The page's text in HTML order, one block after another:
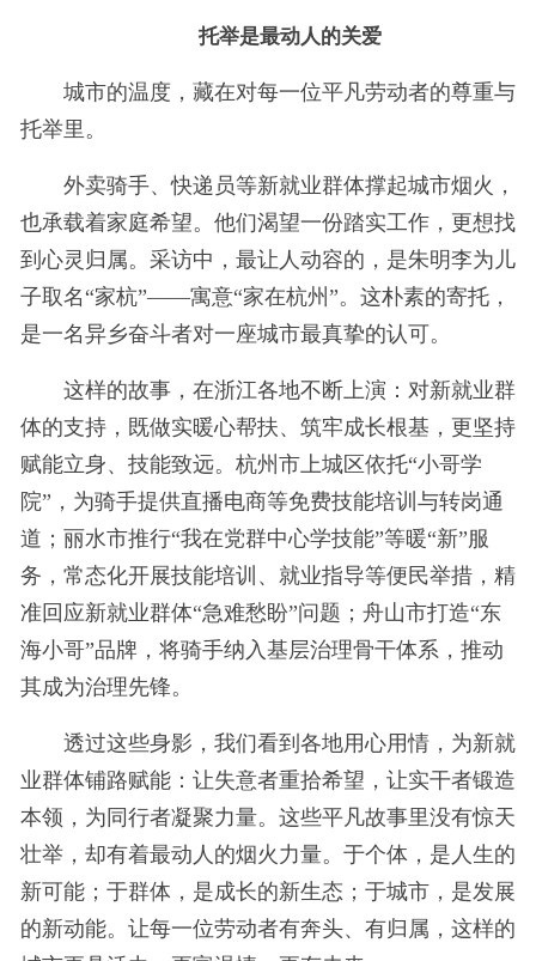
托举是最动人的关爱
城市的温度，藏在对每一位平凡劳动者的尊重与
托举里。
外卖骑手、快递员等新就业群体撑起城市烟火，
也承载着家庭希望。他们渴望一份踏实工作，更想找
到心灵归属。采访中，最让人动容的，是朱明李为儿
子取名“家杭”——寓意“家在杭州”。这朴素的寄托，
是一名异乡奋斗者对一座城市最真挚的认可。
这样的故事，在浙江各地不断上演：对新就业群
体的支持，既做实暖心帮扶、筑牢成长根基，更坚持
赋能立身、技能致远。杭州市上城区依托“小哥学
院”，为骑手提供直播电商等免费技能培训与转岗通
道；丽水市推行“我在党群中心学技能”等暖“新”服
务，常态化开展技能培训、就业指导等便民举措，精
准回应新就业群体“急难愁盼”问题；舟山市打造“东
海小哥”品牌，将骑手纳入基层治理骨干体系，推动
其成为治理先锋。
透过这些身影，我们看到各地用心用情，为新就
业群体铺路赋能：让失意者重拾希望，让实干者锻造
本领，为同行者凝聚力量。这些平凡故事里没有惊天
壮举，却有着最动人的烟火力量。于个体，是人生的
新可能；于群体，是成长的新生态；于城市，是发展
的新动能。让每一位劳动者有奔头、有归属，这样的